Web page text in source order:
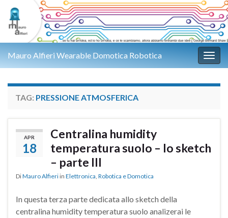
Mauro Alfieri Wearable Domotica Robotica
TAG: PRESSIONE ATMOSFERICA
APR
18
Centralina humidity
temperatura suolo – lo sketch
– parte III
DiMauro Alfieri in Elettronica, Robotica e Domotica
In questa terza parte dedicata allo sketch della
centralina humidity temperatura suolo analizerai le